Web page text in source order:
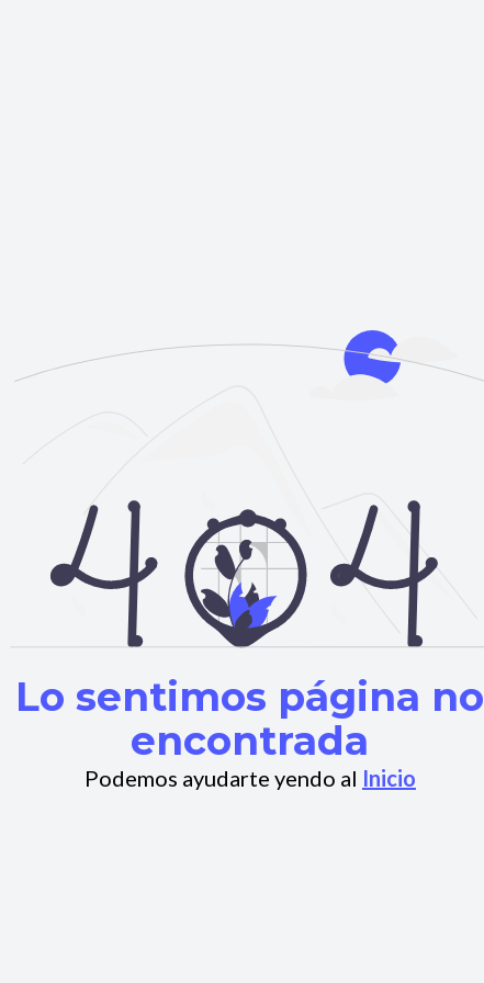
Lo sentimos página no
encontrada
Podemos ayudarte yendo al Inicio